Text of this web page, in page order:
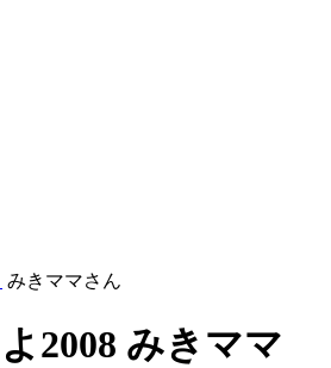
みきママさん
2008 みきママ